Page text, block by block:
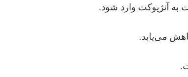
آنژیوکت وارد شود.
می‌یابد.